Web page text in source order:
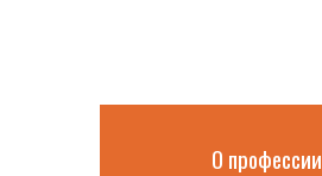
О профессии